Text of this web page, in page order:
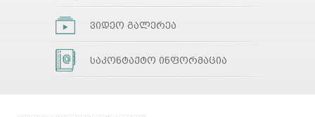
ვიდეო გალერეა
საკონტაქტო ინფორმაცია